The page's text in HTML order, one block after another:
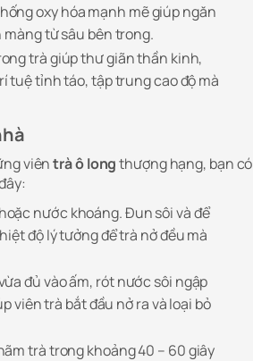
oxy hóa mạnh mẽ giúp ngăn
từ sâu bên trong.
trà giúp thư giãn thần kinh,
tuệ tỉnh táo, tập trung cao độ mà
viêntrà ô longthượng hạng, bạn có
nước khoáng. Đun sôi và để
độ lý tưởng để trà nở đều mà
đủ vào ấm, rót nước sôi ngập
viên trà bắt đầu nở ra và loại bỏ
trà trong khoảng 40 – 60 giây